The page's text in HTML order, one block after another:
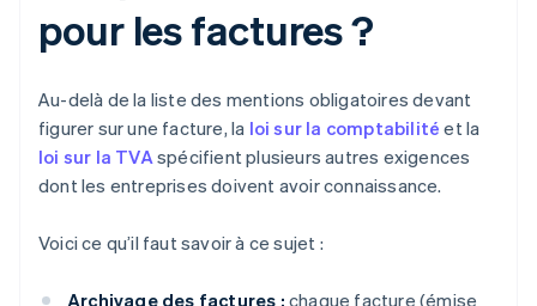
pour les factures ?
Au-delà de la liste des mentions obligatoires devant
figurer sur une facture, la loi sur la comptabilité et la
loi sur la TVAspécifient plusieurs autres exigences
dont les entreprises doivent avoir connaissance.
Voici ce qu’il faut savoir à ce sujet :
Archivage des factures : chaque facture (émise